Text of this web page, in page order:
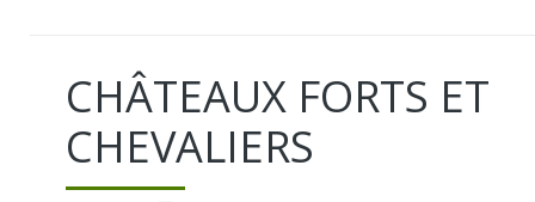
CHÂTEAUX FORTS ET
CHEVALIERS